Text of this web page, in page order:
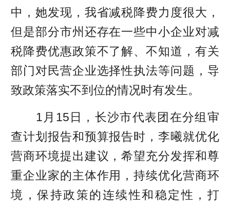
中，她发现，我省减税降费力度很大，
但是部分市州还存在一些中小企业对减
税降费优惠政策不了解、不知道，有关
部门对民营企业选择性执法等问题，导
致政策落实不到位的情况时有发生。
1月15日，长沙市代表团在分组审
查计划报告和预算报告时，李曦就优化
营商环境提出建议，希望充分发挥和尊
重企业家的主体作用，持续优化营商环
境，保持政策的连续性和稳定性，打